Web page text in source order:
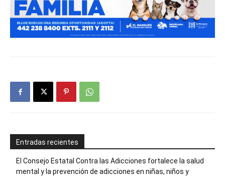
Entradas recientes
El Consejo Estatal Contra las Adicciones fortalece la salud
mental y la prevención de adicciones en niñas, niños y